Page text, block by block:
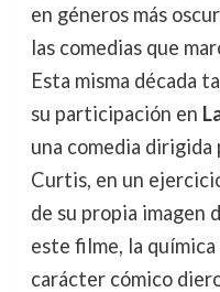
en géneros más
las comedias que
Esta misma década
su participación en
una comedia dirigida
Curtis, en un
de su propia imagen
este filme, la química
carácter cómico